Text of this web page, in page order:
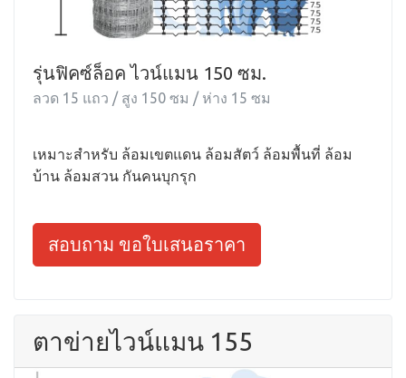
รุ่นฟิคซ์ล็อค ไวน์แมน 150 ซม.
ลวด 15 แถว / สูง 150 ซม / ห่าง 15 ซม
เหมาะสำหรับ ล้อมเขตแดน ล้อมสัตว์ ล้อมพื้นที่ ล้อม
บ้าน ล้อมสวน กันคนบุกรุก
สอบถาม ขอใบเสนอราคา
ตาข่ายไวน์แมน 155